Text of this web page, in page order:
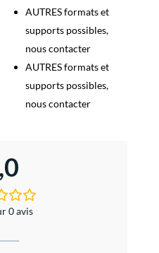
AUTRES formats et
supports possibles,
nous contacter
AUTRES formats et
supports possibles,
nous contacter
0 avis